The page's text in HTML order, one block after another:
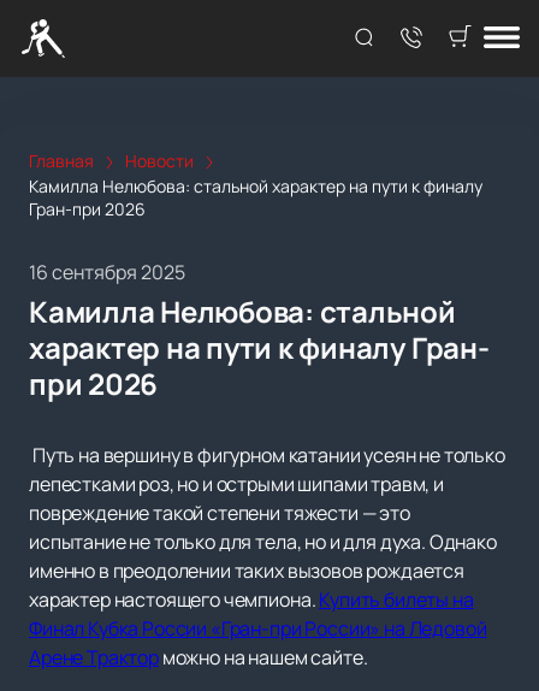
Главная
Новости
Камилла Нелюбова: стальной характер на пути к финалу
Гран-при 2026
16 сентября 2025
Камилла Нелюбова: стальной
характер на пути к финалу Гран-
при 2026
Путь на вершину в фигурном катании усеян не только
лепестками роз, но и острыми шипами травм, и
повреждение такой степени тяжести — это
испытание не только для тела, но и для духа. Однако
именно в преодолении таких вызовов рождается
характер настоящего чемпиона.Купить билеты на
Финал Кубка России «Гран-при России» на Ледовой
Арене Тракторможно на нашем сайте.